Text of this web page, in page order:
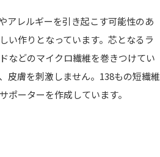
アレルギーを引き起こす可能性のあ
い作りとなっています。芯となるラ
などのマイクロ繊維を巻きつけてい
皮膚を刺激しません。138もの短繊維
ーターを作成しています。